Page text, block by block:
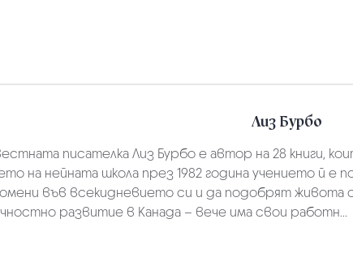
Лиз Бурбо
писателка Лиз Бурбо е автор на 28 книги,
на нейната школа през 1982 година учението й е
във всекидневието си и да подобрят живота
развитие в Канада – вече има свои работн...